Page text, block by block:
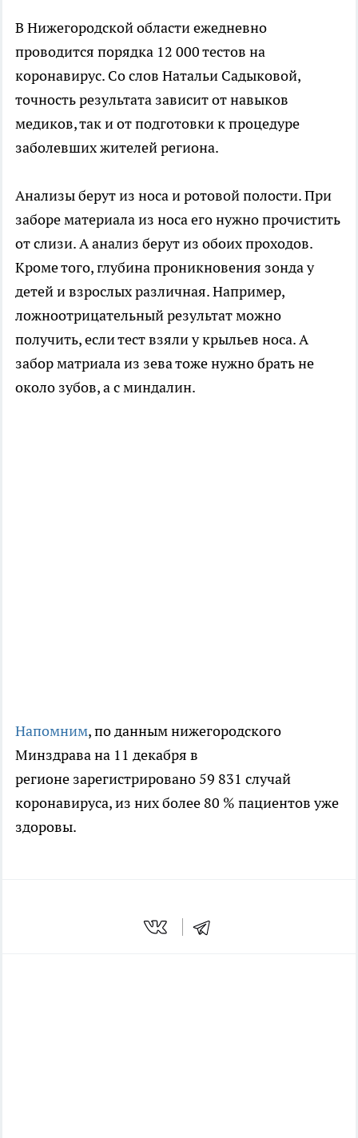
В Нижегородской области ежедневно
проводится порядка 12 000 тестов на
коронавирус. Со слов Натальи Садыковой,
точность результата зависит от навыков
медиков, так и от подготовки к процедуре
заболевших жителей региона.
Анализы берут из носа и ротовой полости. При
заборе материала из носа его нужно прочистить
от слизи. А анализ берут из обоих проходов.
Кроме того, глубина проникновения зонда у
детей и взрослых различная. Например,
ложноотрицательный результат можно
получить, если тест взяли у крыльев носа. А
забор матриала из зева тоже нужно брать не
около зубов, а с миндалин.
Напомним, по данным нижегородского
Минздрава на 11 декабря в
регионе зарегистрировано 59 831 случай
коронавируса, из них более 80 % пациентов уже
здоровы.